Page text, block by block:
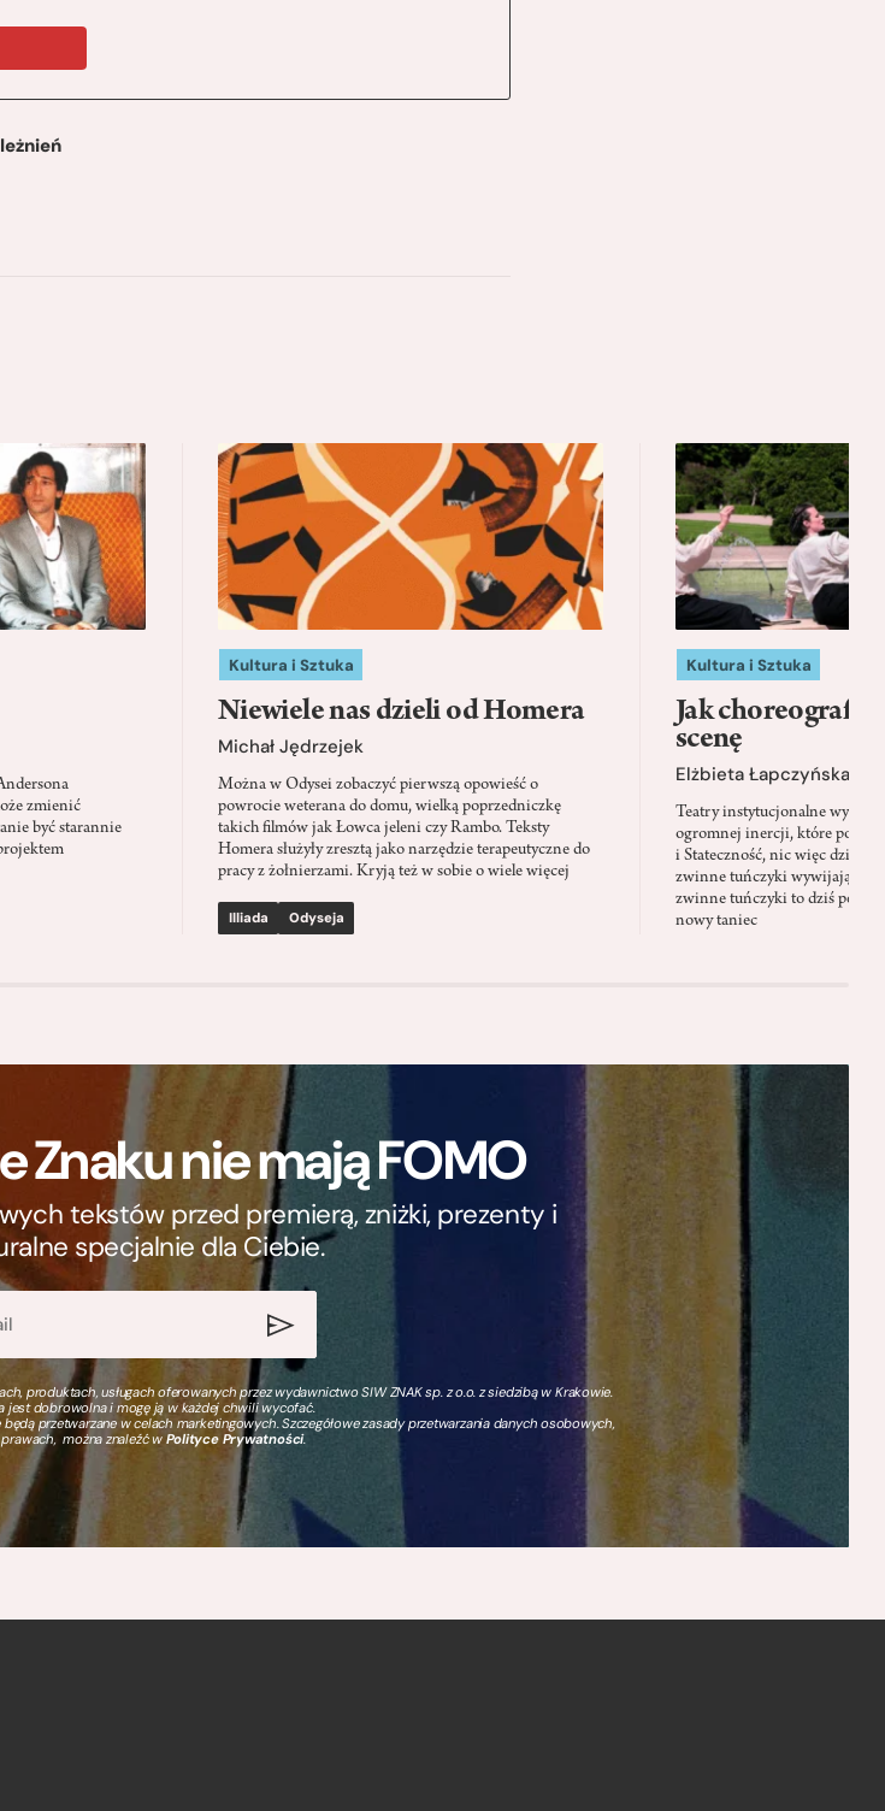
zmienić
być starannie
Kultura i Sztuka
Niewiele nas dzieli od Homera
Michał Jędrzejek
Można w Odysei zobaczyć pierwszą opowieść o
powrocie weterana do domu, wielką poprzedniczkę
takich filmów jak Łowca jeleni czy Rambo. Teksty
Homera służyły zresztą jako narzędzie terapeutyczne do
pracy z żołnierzami. Kryją też w sobie o wiele więcej
Illiada Odyseja
Kultura i Sztuka
Jak
scenę
Elżbieta Łapczyńska
Teatry instytucjonalne
ogromnej inercji, które ponad
i Stateczność, nic więc
zwinne tuńczyki wywijają
zwinne tuńczyki to dziś
nowy taniec
Znaku nie mają FOMO
tekstów przed premierą, zniżki, prezenty i
specjalnie dla Ciebie.
produktach, usługach oferowanych przez wydawnictwo SIW ZNAK sp. z o.o. z siedzibą w Krakowie.
jest dobrowolna i mogę ją w każdej chwili wycofać.
przetwarzane w celach marketingowych. Szczegółowe zasady przetwarzania danych osobowych,
można znaleźć wPolityce Prywatności.